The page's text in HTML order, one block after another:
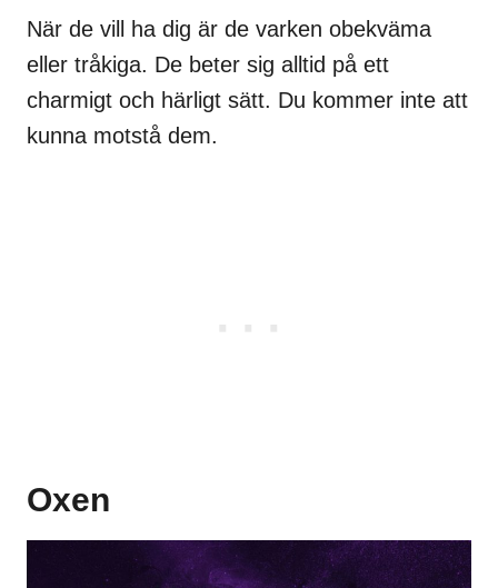
När de vill ha dig är de varken obekväma
eller tråkiga. De beter sig alltid på ett
charmigt och härligt sätt. Du kommer inte att
kunna motstå dem.
Oxen